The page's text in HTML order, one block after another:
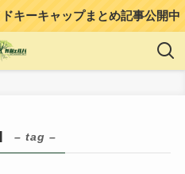
キーキャップまとめ記事公開中
– tag –